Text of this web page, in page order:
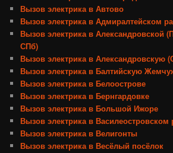
Вызов электрика в Автово
Вызов электрика в Адмиралтейском
Вызов электрика в Александровской
СПб)
Вызов электрика в Александровскую
Вызов электрика в Балтийскую
Вызов электрика в Белоострове
Вызов электрика в Бернгардовке
Вызов электрика в Большой Ижоре
Вызов электрика в Василеостровском
Вызов электрика в Велигонты
Вызов электрика в Весёлый посёлок